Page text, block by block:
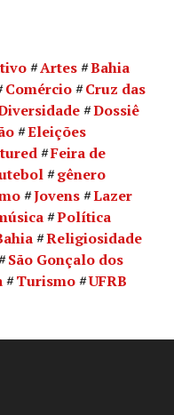
Artes
Bahia
Comércio
Cruz das
Dossiê
Eleições
Feira de
gênero
Jovens
Lazer
Política
Religiosidade
São Gonçalo dos
Turismo
UFRB